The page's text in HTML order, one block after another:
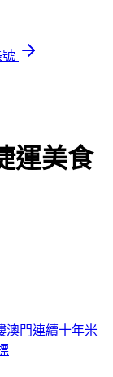
號
運美食
澳門連續十年米